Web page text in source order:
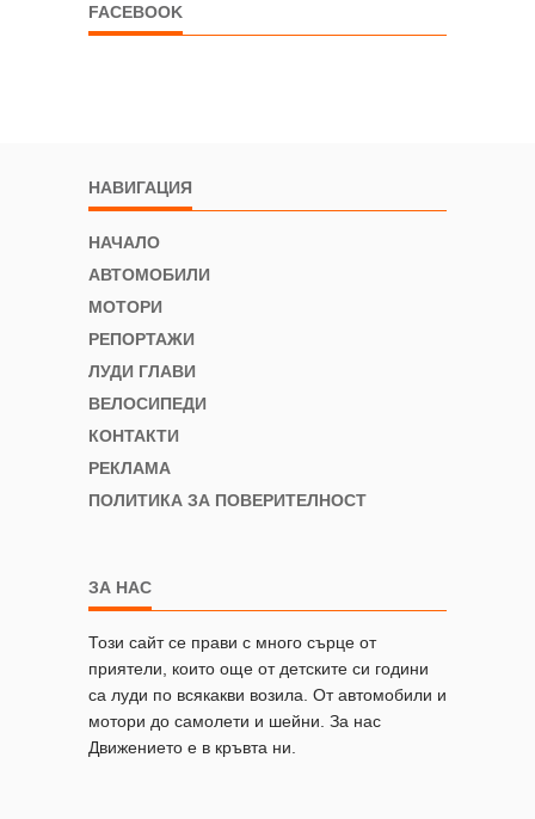
FACEBOOK
НАВИГАЦИЯ
НАЧАЛО
АВТОМОБИЛИ
МОТОРИ
РЕПОРТАЖИ
ЛУДИ ГЛАВИ
ВЕЛОСИПЕДИ
КОНТАКТИ
РЕКЛАМА
ПОЛИТИКА ЗА ПОВЕРИТЕЛНОСТ
ЗА НАС
Този сайт се прави с много сърце от
приятели, които още от детските си години
са луди по всякакви возила. От автомобили и
мотори до самолети и шейни. За нас
Движението е в кръвта ни.